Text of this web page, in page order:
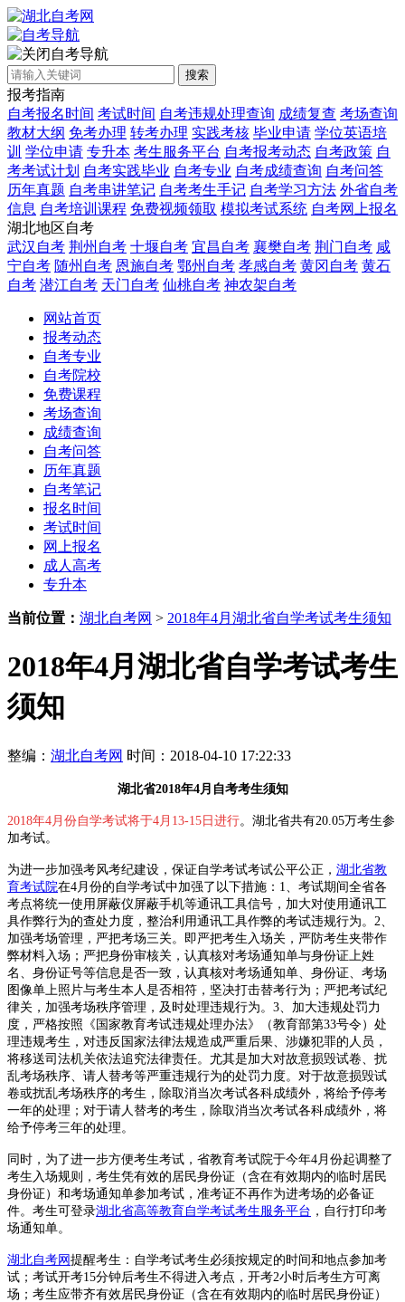
自考导航
搜索
报考指南
自考报名时间 考试时间 自考违规处理查询 成绩复查 考场查询
教材大纲 免考办理 转考办理 实践考核 毕业申请 学位英语培
训 学位申请 专升本 考生服务平台 自考报考动态 自考政策 自
考考试计划 自考实践毕业 自考专业 自考成绩查询 自考问答
历年真题 自考串讲笔记 自考考生手记 自考学习方法 外省自考
信息 自考培训课程 免费视频领取 模拟考试系统 自考网上报名
湖北地区自考
武汉自考 荆州自考 十堰自考 宜昌自考 襄樊自考 荆门自考 咸
宁自考 随州自考 恩施自考 鄂州自考 孝感自考 黄冈自考 黄石
自考 潜江自考 天门自考 仙桃自考 神农架自考
网站首页
报考动态
自考专业
自考院校
免费课程
考场查询
成绩查询
自考问答
历年真题
自考笔记
报名时间
考试时间
网上报名
成人高考
专升本
当前位置： 湖北自考网 > 2018年4月湖北省自学考试考生须知
2018年4月湖北省自学考试考生
须知
整编： 湖北自考网 时间：2018-04-10 17:22:33
湖北省2018年4月 自考考生须知
2018年4月份自学考试将于4月13-15日进行。湖北省共有20.05万考生参
加考试。
为进一步加强考风考纪建设，保证自学考试考试公平公正， 湖北省教
育考试院在4月份的自学考试中加强了以下措施：1、考试期间全省各
考点将统一使用屏蔽仪屏蔽手机等通讯工具信号，加大对使用通讯工
具作弊行为的查处力度，整治利用通讯工具作弊的考试违规行为。2、
加强考场管理，严把考场三关。即严把考生入场关，严防考生夹带作
弊材料入场；严把身份审核关，认真核对考场通知单与身份证上姓
名、身份证号等信息是否一致，认真核对考场通知单、身份证、考场
图像单上照片与考生本人是否相符，坚决打击替考行为；严把考试纪
律关，加强考场秩序管理，及时处理违规行为。3、加大违规处罚力
度，严格按照《国家教育考试违规处理办法》（教育部第33号令）处
理违规考生，对违反国家法律法规造成严重后果、涉嫌犯罪的人员，
将移送司法机关依法追究法律责任。尤其是加大对故意损毁试卷、扰
乱考场秩序、请人替考等严重违规行为的处罚力度。对于故意损毁试
卷或扰乱考场秩序的考生，除取消当次考试各科成绩外，将给予停考
一年的处理；对于请人替考的考生，除取消当次考试各科成绩外，将
给予停考三年的处理。
同时，为了进一步方便考生考试，省教育考试院于今年4月份起调整了
考生入场规则，考生凭有效的居民身份证（含在有效期内的临时居民
身份证）和考场通知单参加考试，准考证不再作为进考场的必备证
件。考生可登录湖北省高等教育自学考试考生服务平台 ，自行打印考
场通知单。
湖北自考网 提醒考生：自学考试考生必须按规定的时间和地点参加考
试；考试开考15分钟后考生不得进入考点，开考2小时后考生方可离
场；考生应带齐有效居民身份证（含在有效期内的临时居民身份证）